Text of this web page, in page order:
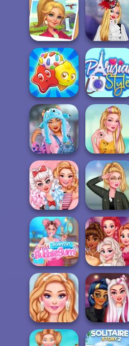
Bridge
Tropical Merge
TikTok Stars
Welcome To
Wonder...
Candy Riddles Parisian Style
TikTok Divas
#japanfashion
Fetele Insta:
Culorile verii
Pin Up Trend Army Style
Insta Princesses
#bubblegum
Princesses
Evening On Red
Carp...